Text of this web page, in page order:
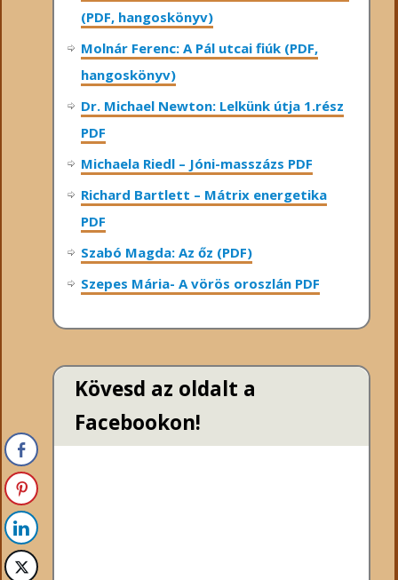
(PDF, hangoskönyv)
Molnár Ferenc: A Pál utcai fiúk (PDF,
hangoskönyv)
Dr. Michael Newton: Lelkünk útja 1.rész
PDF
Michaela Riedl – Jóni-masszázs PDF
Richard Bartlett – Mátrix energetika
PDF
Szabó Magda: Az őz (PDF)
Szepes Mária- A vörös oroszlán PDF
Kövesd az oldalt a
Facebookon!